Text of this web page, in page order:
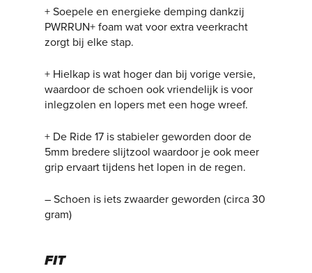
+ Soepele en energieke demping dankzij
PWRRUN+ foam wat voor extra veerkracht
zorgt bij elke stap.
+ Hielkap is wat hoger dan bij vorige versie,
waardoor de schoen ook vriendelijk is voor
inlegzolen en lopers met een hoge wreef.
+ De Ride 17 is stabieler geworden door de
5mm bredere slijtzool waardoor je ook meer
grip ervaart tijdens het lopen in de regen.
– Schoen is iets zwaarder geworden (circa 30
gram)
FIT